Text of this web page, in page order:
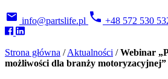
info@partslife.pl +48 572 530
Strona główna /Aktualności /Webinar
możliwości dla branży motoryzacyjnej”